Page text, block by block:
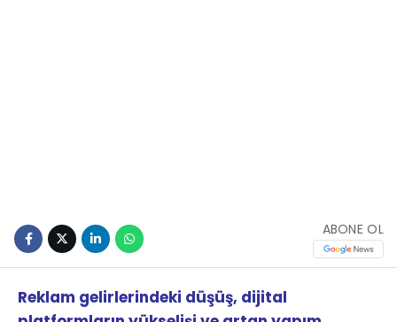
ABONE OL
Reklam gelirlerindeki düşüş, dijital